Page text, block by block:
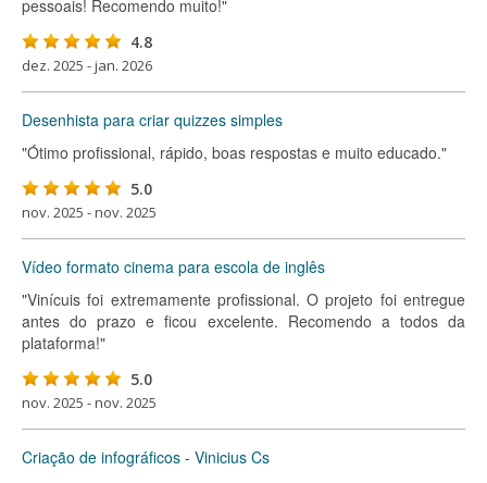
pessoais! Recomendo muito!"
4.8
dez. 2025 - jan. 2026
Desenhista para criar quizzes simples
"Ótimo profissional, rápido, boas respostas e muito educado."
5.0
nov. 2025 - nov. 2025
Vídeo formato cinema para escola de inglês
"Vinícuis foi extremamente profissional. O projeto foi entregue
antes do prazo e ficou excelente. Recomendo a todos da
plataforma!"
5.0
nov. 2025 - nov. 2025
Criação de infográficos - Vinicius Cs